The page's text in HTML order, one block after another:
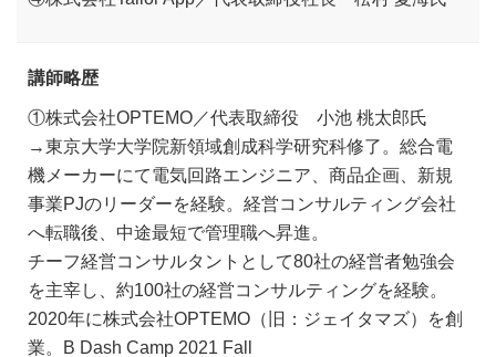
講師略歴
①株式会社OPTEMO／代表取締役 小池 桃太郎氏
→東京大学大学院新領域創成科学研究科修了。総合電
機メーカーにて電気回路エンジニア、商品企画、新規
事業PJのリーダーを経験。経営コンサルティング会社
へ転職後、中途最短で管理職へ昇進。
チーフ経営コンサルタントとして80社の経営者勉強会
を主宰し、約100社の経営コンサルティングを経験。
2020年に株式会社OPTEMO（旧：ジェイタマズ）を創
業。B Dash Camp 2021 Fall